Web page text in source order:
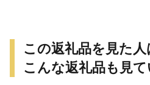
この返礼品を見た人
こんな返礼品も見